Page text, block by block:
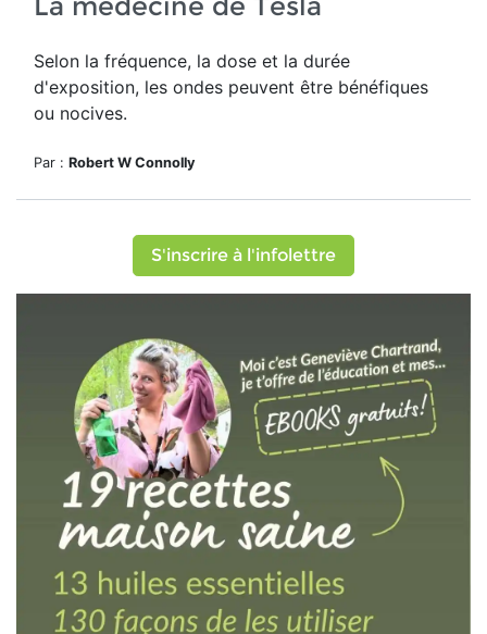
Selon la fréquence, la dose et la durée
d'exposition, les ondes peuvent être bénéfiques
ou nocives.
Par : Robert W Connolly
S'inscrire à l'infolettre